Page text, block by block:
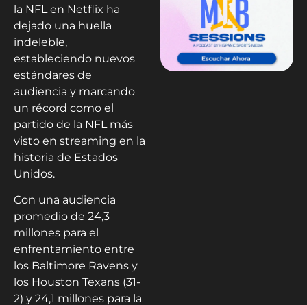
la NFL en Netflix ha
dejado una huella
indeleble,
estableciendo nuevos
estándares de
audiencia y marcando
un récord como el
partido de la NFL más
visto en streaming en la
historia de Estados
Unidos.
Con una audiencia
promedio de 24,3
millones para el
enfrentamiento entre
los Baltimore Ravens y
los Houston Texans (31-
2) y 24,1 millones para la